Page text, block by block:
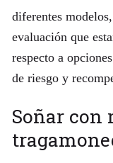
diferentes
evaluación que
respecto a
de riesgo y
Soñar con